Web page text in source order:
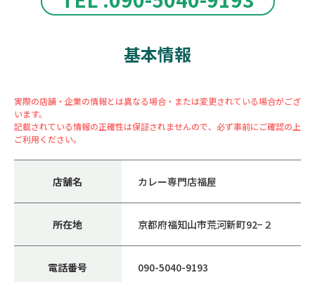
基本情報
実際の店舗・企業の情報とは異なる場合・または変更されている場合がござ
います。
記載されている情報の正確性は保証されませんので、必ず事前にご確認の上
ご利用ください。
店舗名 カレー専門店福屋
所在地 京都府福知山市荒河新町92−２
電話番号 090-5040-9193